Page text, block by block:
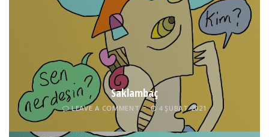
Saklambaç
LEAVE A COMMENT 4 ŞUBAT 2021